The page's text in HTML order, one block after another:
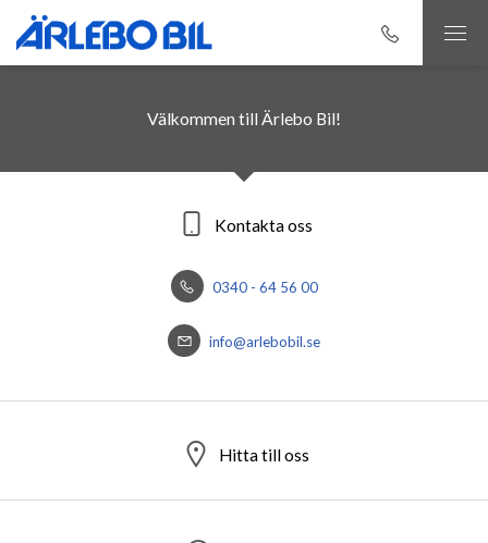
Välkommen till Ärlebo Bil!
Kontakta oss
0340 - 64 56 00
info@arlebobil.se
Hitta till oss